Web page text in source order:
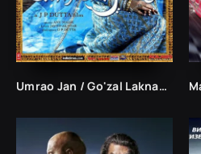
Umrao Jan / Go'zal Laknau Hind kino Uzbek tilida 2006 tarjima kino O'zbekcha HD skachat